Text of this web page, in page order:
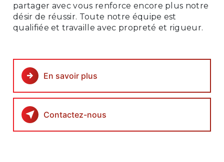
partager avec vous renforce encore plus notre
désir de réussir. Toute notre équipe est
qualifiée et travaille avec propreté et rigueur.
En savoir plus
Contactez-nous